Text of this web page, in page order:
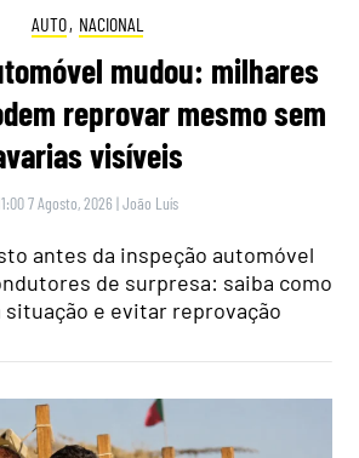
AUTO, NACIONAL
mudou: milhares
reprovar mesmo sem
visíveis
7 Agosto, 2026 |João Luís
antes da inspeção automóvel
de surpresa: saiba como
situação e evitar reprovação